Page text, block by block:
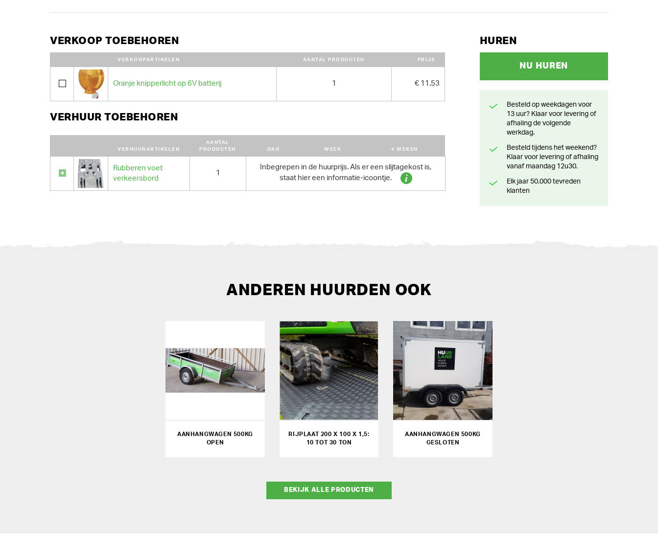
VERKOOP TOEBEHOREN
VERKOOPARTIKELEN AANTAL PRODUCTEN PRIJS
Oranje knipperlicht op 6V batterij 1 € 11,53
VERHUUR TOEBEHOREN
VERHUURARTIKELEN
AANTAL
PRODUCTEN
DAG WEEK 4 WEKEN
Rubberen voet
verkeersbord
1
Inbegrepen in de huurprijs. Als er een slijtagekost is,
staat hier een informatie-icoontje.
HUREN
NU HUREN
Besteld op weekdagen voor
13 uur? Klaar voor levering of
afhaling de volgende
werkdag.
Besteld tijdens het weekend?
Klaar voor levering of afhaling
vanaf maandag 12u30.
Elk jaar 50.000 tevreden
klanten
ANDEREN HUURDEN OOK
AANHANGWAGEN 500KG
OPEN
RIJPLAAT 200 X 100 X 1,5:
10 TOT 30 TON
AANHANGWAGEN 500KG
GESLOTEN
BEKIJK ALLE PRODUCTEN